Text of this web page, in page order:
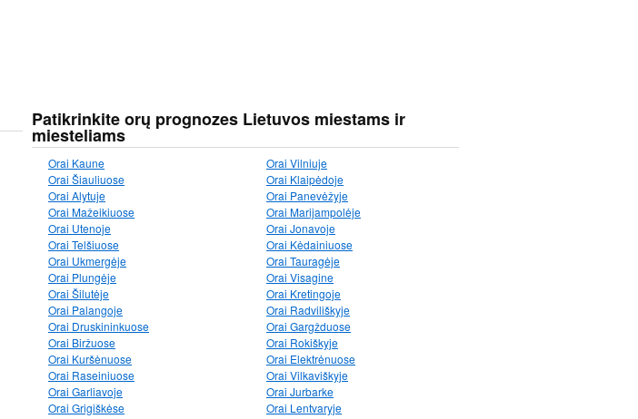
Patikrinkite orų prognozes Lietuvos miestams ir
miesteliams
Orai Kaune
Orai Šiauliuose
Orai Alytuje
Orai Mažeikiuose
Orai Utenoje
Orai Telšiuose
Orai Ukmergėje
Orai Plungėje
Orai Šilutėje
Orai Palangoje
Orai Druskininkuose
Orai Biržuose
Orai Kuršėnuose
Orai Raseiniuose
Orai Garliavoje
Orai Grigiškėse
Orai Vilniuje
Orai Klaipėdoje
Orai Panevėžyje
Orai Marijampolėje
Orai Jonavoje
Orai Kėdainiuose
Orai Tauragėje
Orai Visagine
Orai Kretingoje
Orai Radviliškyje
Orai Gargžduose
Orai Rokiškyje
Orai Elektrėnuose
Orai Vilkaviškyje
Orai Jurbarke
Orai Lentvaryje